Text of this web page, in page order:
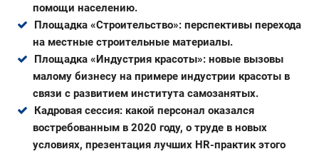
помощи населению.
Площадка «Строительство»: перспективы перехода
на местные строительные материалы.
Площадка «Индустрия красоты»: новые вызовы
малому бизнесу на примере индустрии красоты в
связи с развитием института самозанятых.
Кадровая сессия: какой персонал оказался
востребованным в 2020 году, о труде в новых
условиях, презентация лучших HR-практик этого